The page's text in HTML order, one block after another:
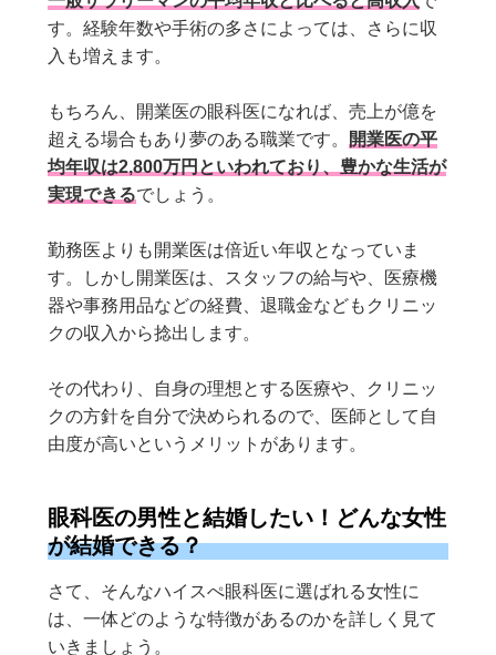
す。経験年数や手術の多さによっては、さらに収
入も増えます。
もちろん、開業医の眼科医になれば、売上が億を
超える場合もあり夢のある職業です。
開業医の平
均年収は2,800万円といわれており、豊かな生活が
実現できるでしょう。
勤務医よりも開業医は倍近い年収となっていま
す。しかし開業医は、スタッフの給与や、医療機
器や事務用品などの経費、退職金などもクリニッ
クの収入から捻出します。
その代わり、自身の理想とする医療や、クリニッ
クの方針を自分で決められるので、医師として自
由度が高いというメリットがあります。
眼科医の男性と結婚したい！どんな女性
が結婚できる？
さて、そんなハイスぺ眼科医に選ばれる女性に
は、一体どのような特徴があるのかを詳しく見て
いきましょう。